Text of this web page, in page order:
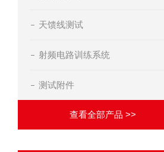
天馈线测试
射频电路训练系统
测试附件
查看全部产品 >>